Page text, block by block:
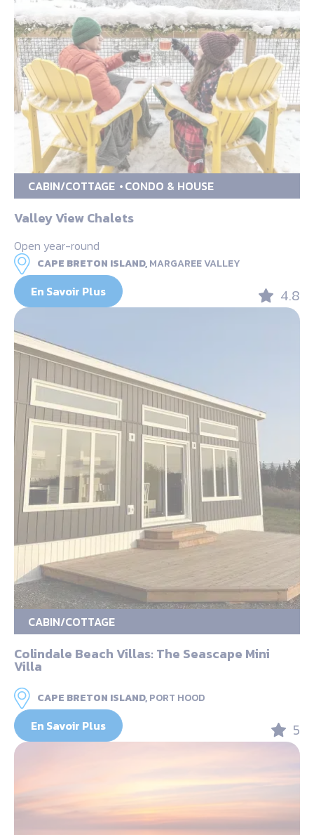
CABIN/COTTAGE CONDO & HOUSE
Valley View Chalets
Open year-round
CAPE BRETON ISLAND,MARGAREE VALLEY
En Savoir Plus 4.8
CABIN/COTTAGE
Colindale Beach Villas: The Seascape Mini
Villa
CAPE BRETON ISLAND,PORT HOOD
En Savoir Plus 5